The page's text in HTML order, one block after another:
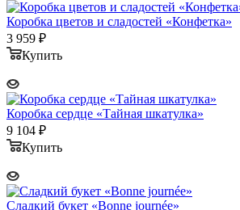
Коробка цветов и сладостей «Конфетка»
3 959 ₽
Купить
Коробка сердце «Тайная шкатулка»
9 104 ₽
Купить
Сладкий букет «Bonne journée»